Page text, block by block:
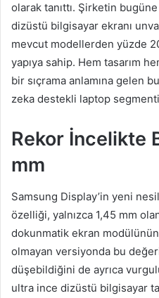
olarak tanıttı. Şirketin
dizüstü bilgisayar ekranı
mevcut modellerden yüzde
yapıya sahip. Hem tasarım
bir sıçrama anlamına gelen
zeka destekli laptop
Rekor İncelikte
mm
Samsung Display’in yeni
özelliği, yalnızca 1,45 mm
dokunmatik ekran modülünün
olmayan versiyonda bu
düşebildiğini de ayrıca
ultra ince dizüstü bilgisayar